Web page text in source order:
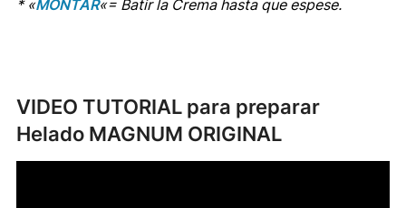
* «MONTAR«= Batir la Crema hasta que espese.
VIDEO TUTORIAL para preparar
Helado MAGNUM ORIGINAL